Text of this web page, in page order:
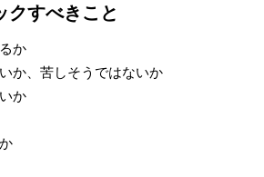
クすべきこと
か
か、苦しそうではないか
か